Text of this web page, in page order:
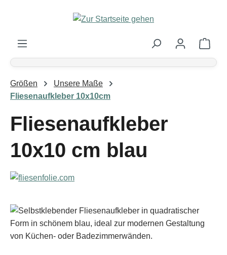
Zum Hauptinhalt springen
Größen
Unsere Maße
Fliesenaufkleber 10x10cm
Fliesenaufkleber
10x10 cm blau
Bildergalerie überspringen